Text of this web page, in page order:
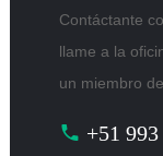
Contáctante
llame a la
un miembro
+51